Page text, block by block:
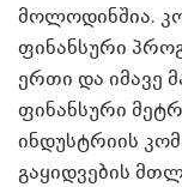
მოლოდინშია.
ფინანსური
ერთი და იმავე
ფინანსური
ინდუსტრიის
გაყიდვების